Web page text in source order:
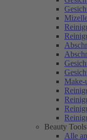
Make-
Beauty
Alle